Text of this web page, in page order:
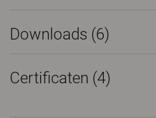
Downloads (6)
Certificaten (4)